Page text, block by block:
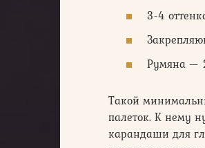
3-4
Румяна —
Такой
палеток. К нему
карандаши для